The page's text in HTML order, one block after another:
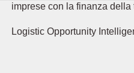
imprese con la finanza
Logistic Opportunity